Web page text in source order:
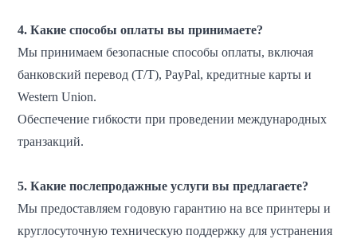
4. Какие способы оплаты вы принимаете?
Мы принимаем безопасные способы оплаты, включая
банковский перевод (T/T), PayPal, кредитные карты и
Western Union.
Обеспечение гибкости при проведении международных
транзакций.
5. Какие послепродажные услуги вы предлагаете?
Мы предоставляем годовую гарантию на все принтеры и
круглосуточную техническую поддержку для устранения